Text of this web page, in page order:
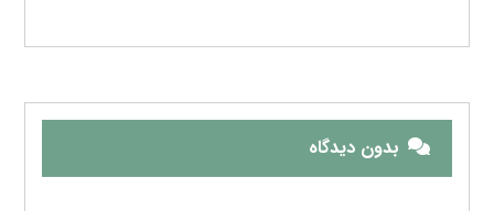
بدون دیدگاه